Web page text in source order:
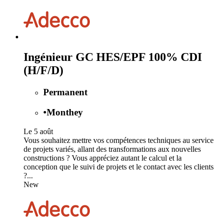
Ingénieur GC HES/EPF 100% CDI
(H/F/D)
Permanent
•Monthey
Le 5 août
Vous souhaitez mettre vos compétences techniques au service
de projets variés, allant des transformations aux nouvelles
constructions ? Vous appréciez autant le calcul et la
conception que le suivi de projets et le contact avec les clients
?...
New